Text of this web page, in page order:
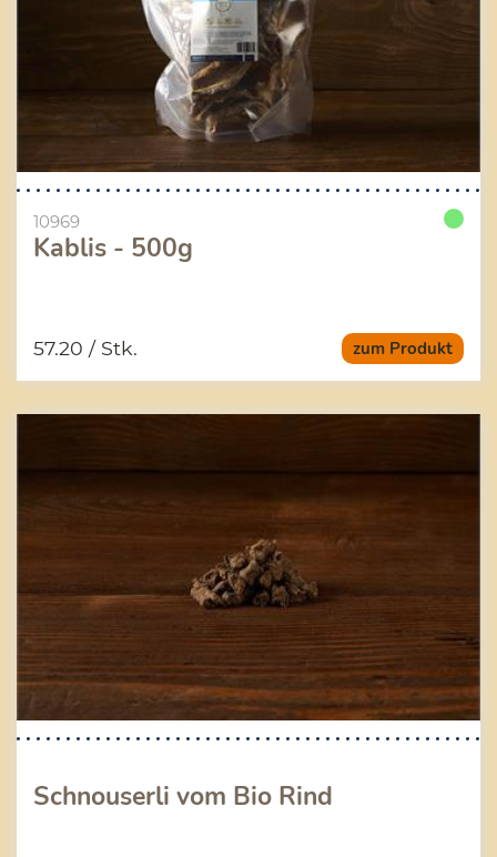
10969
Kablis - 500g
zum Produkt
57.20 / Stk.
Schnouserli vom Bio Rind